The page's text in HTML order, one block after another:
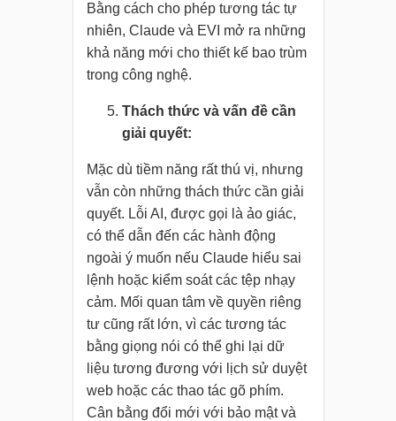
Bằng cách cho phép tương tác tự
nhiên, Claude và EVI mở ra những
khả năng mới cho thiết kế bao trùm
trong công nghệ.
Thách thức và vấn đề cần
giải quyết:
Mặc dù tiềm năng rất thú vị, nhưng
vẫn còn những thách thức cần giải
quyết. Lỗi AI, được gọi là ảo giác,
có thể dẫn đến các hành động
ngoài ý muốn nếu Claude hiểu sai
lệnh hoặc kiểm soát các tệp nhạy
cảm. Mối quan tâm về quyền riêng
tư cũng rất lớn, vì các tương tác
bằng giọng nói có thể ghi lại dữ
liệu tương đương với lịch sử duyệt
web hoặc các thao tác gõ phím.
Cân bằng đổi mới với bảo mật và